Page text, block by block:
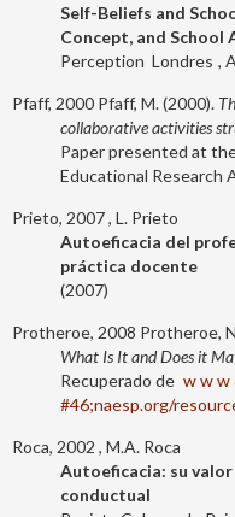
Self-Beliefs and
Concept, and School
Perception Londres
Pfaff, 2000 Pfaff, M. (2000).
collaborative activities
Paper presented at
Educational Research
Prieto, 2007 L. Prieto
Autoeficacia del
práctica docente
2007
Protheroe, 2008 Protheroe,
What Is It and Does it
Recuperado de w w w
#46;naesp.org/
Roca, 2002 M.A. Roca
Autoeficacia: su
conductual